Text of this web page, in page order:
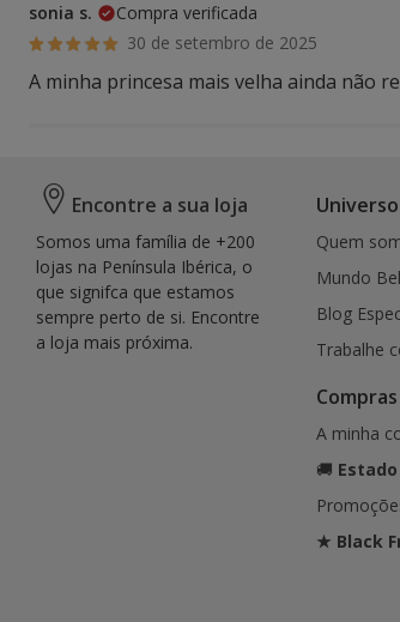
sonia s.
Compra verificada
30 de setembro de 2025
A minha princesa mais velha ainda não
Encontre a sua loja
Somos uma família de +200
lojas na Península Ibérica, o
que signifca que estamos
sempre perto de si. Encontre
a loja mais próxima.
Quem
Mundo
Blog
Trabalhe
Compras
A minha
🚚
★ Black